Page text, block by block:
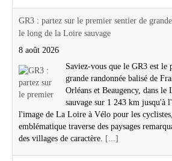
GR3 : partez sur le premier sentier de
le long de la Loire sauvage
8 août 2026
Saviez-vous que le GR3 est le
grande randonnée balisé de
Orléans et Beaugency, dans
sauvage sur 1 243 km jusqu'à
l'image de La Loire à Vélo pour les
emblématique traverse des paysages
des villages de caractère. [...]